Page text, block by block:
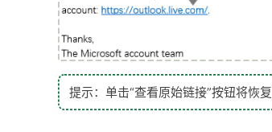
提示：单击“查看原始链接”按钮将恢